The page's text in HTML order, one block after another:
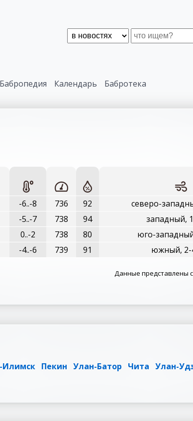
Бабропедия Календарь Бабротека
-6..-8 736 92
северо-
-5..-7 738 94
западный,
0..-2 738 80
юго-
-4..-6 739 91 южный, 2-
Данные представлены
Илимск Пекин Улан-Батор Чита Улан-